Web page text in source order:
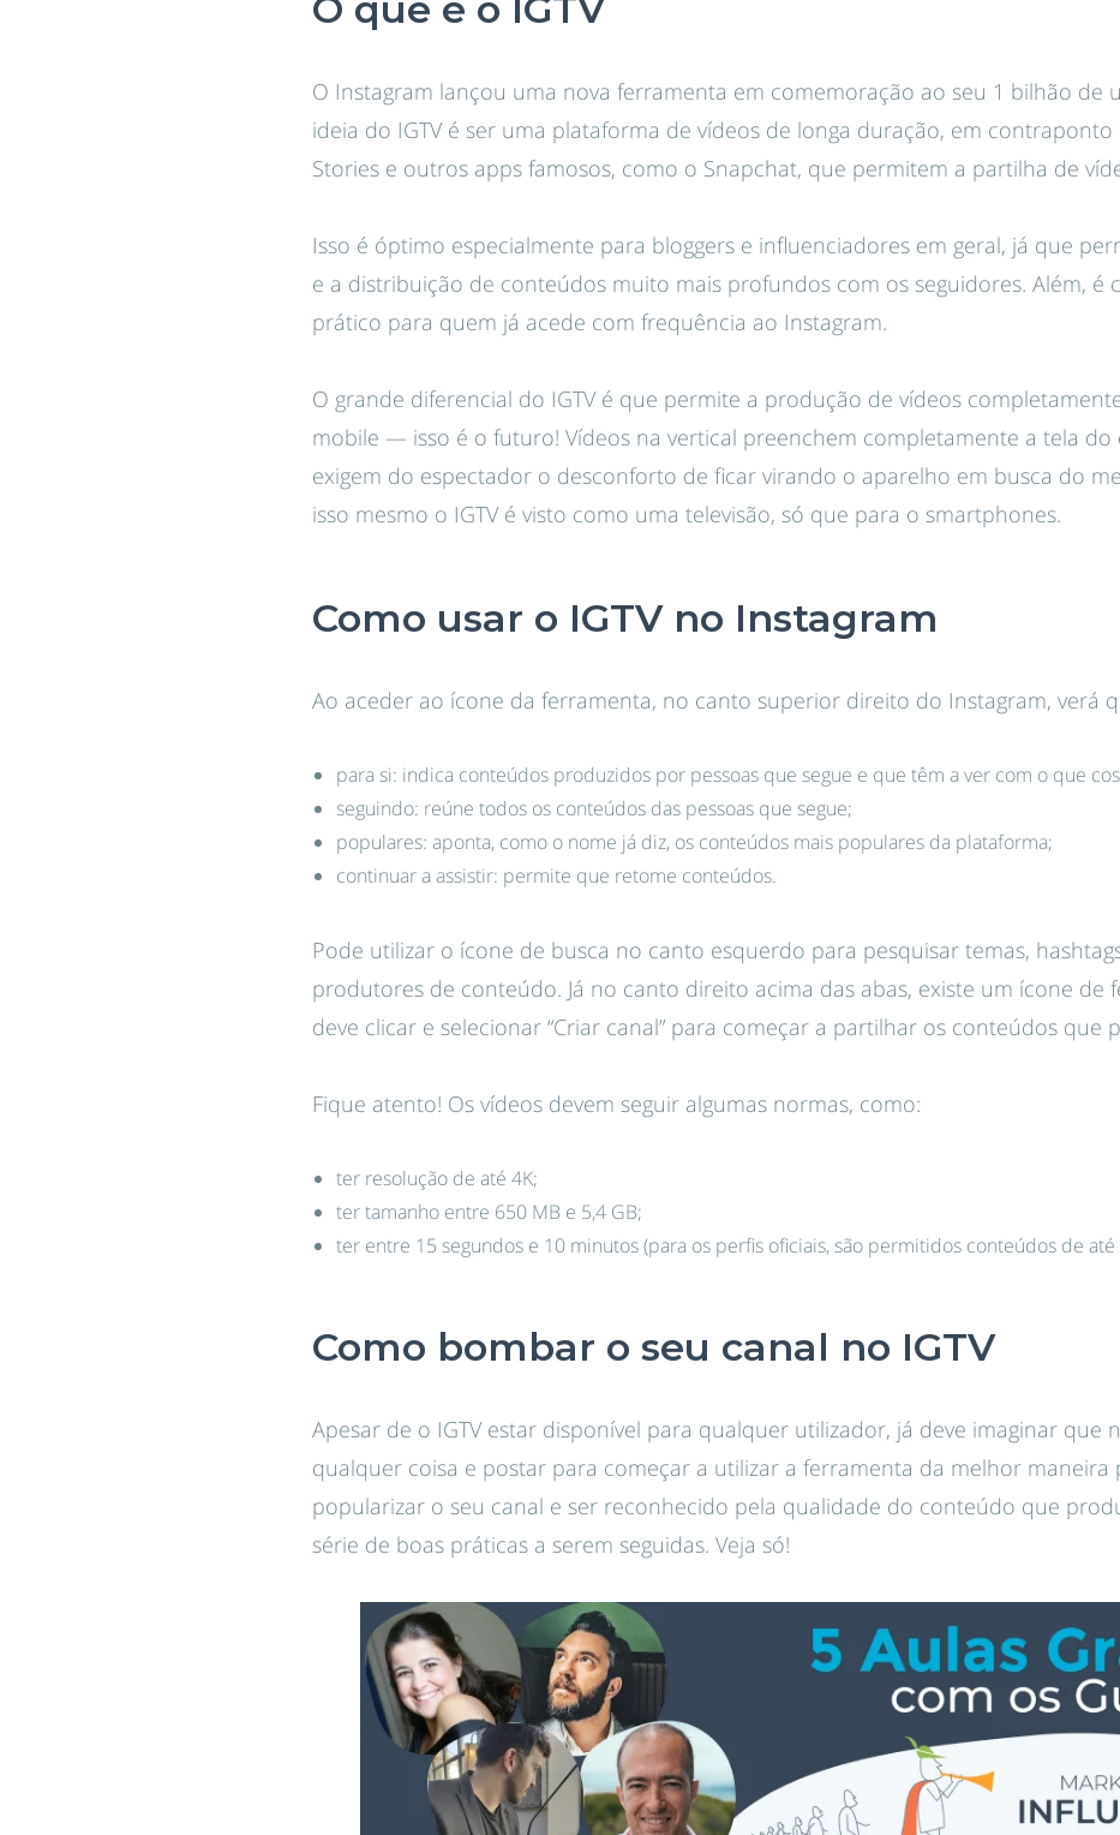
O Instagram lançou uma nova ferramenta em comemoração ao seu 1 bilhão de
ideia do IGTV é ser uma plataforma de vídeos de longa duração, em contraponto
Stories e outros apps famosos, como o Snapchat, que permitem a partilha de
Isso é óptimo especialmente para bloggers e influenciadores em geral, já que
e a distribuição de conteúdos muito mais profundos com os seguidores. Além, é
prático para quem já acede com frequência ao Instagram.
O grande diferencial do IGTV é que permite a produção de vídeos
mobile — isso é o futuro! Vídeos na vertical preenchem completamente a tela do
exigem do espectador o desconforto de ficar virando o aparelho em busca do
isso mesmo o IGTV é visto como uma televisão, só que para o smartphones.
Como usar o IGTV no Instagram
Ao aceder ao ícone da ferramenta, no canto superior direito do Instagram, verá
para si: indica conteúdos produzidos por pessoas que segue e que têm a ver com o que
seguindo: reúne todos os conteúdos das pessoas que segue;
populares: aponta, como o nome já diz, os conteúdos mais populares da plataforma;
continuar a assistir: permite que retome conteúdos.
Pode utilizar o ícone de busca no canto esquerdo para pesquisar temas,
produtores de conteúdo. Já no canto direito acima das abas, existe um ícone de
deve clicar e selecionar “Criar canal” para começar a partilhar os conteúdos que
Fique atento! Os vídeos devem seguir algumas normas, como:
ter resolução de até 4K;
ter tamanho entre 650 MB e 5,4 GB;
ter entre 15 segundos e 10 minutos (para os perfis oficiais, são permitidos conteúdos de
Como bombar o seu canal no IGTV
Apesar de o IGTV estar disponível para qualquer utilizador, já deve imaginar que
qualquer coisa e postar para começar a utilizar a ferramenta da melhor maneira
popularizar o seu canal e ser reconhecido pela qualidade do conteúdo que
série de boas práticas a serem seguidas. Veja só!